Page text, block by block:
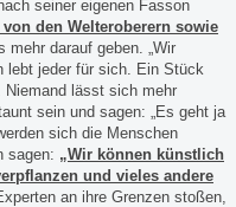
seiner eigenen Fasson
den Welteroberern sowie
mehr darauf geben. „Wir
lebt jeder für sich. Ein Stück
Niemand lässt sich mehr
sein und sagen: „Es geht ja
sich die Menschen
sagen: „Wir können künstlich
und vieles andere
an ihre Grenzen stoßen,